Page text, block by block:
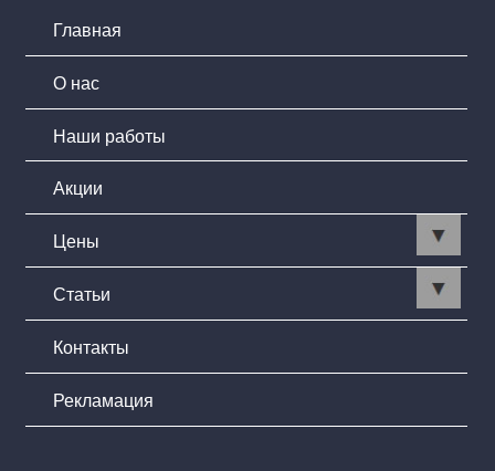
Главная
О нас
Наши работы
Акции
Цены
Статьи
Контакты
Рекламация